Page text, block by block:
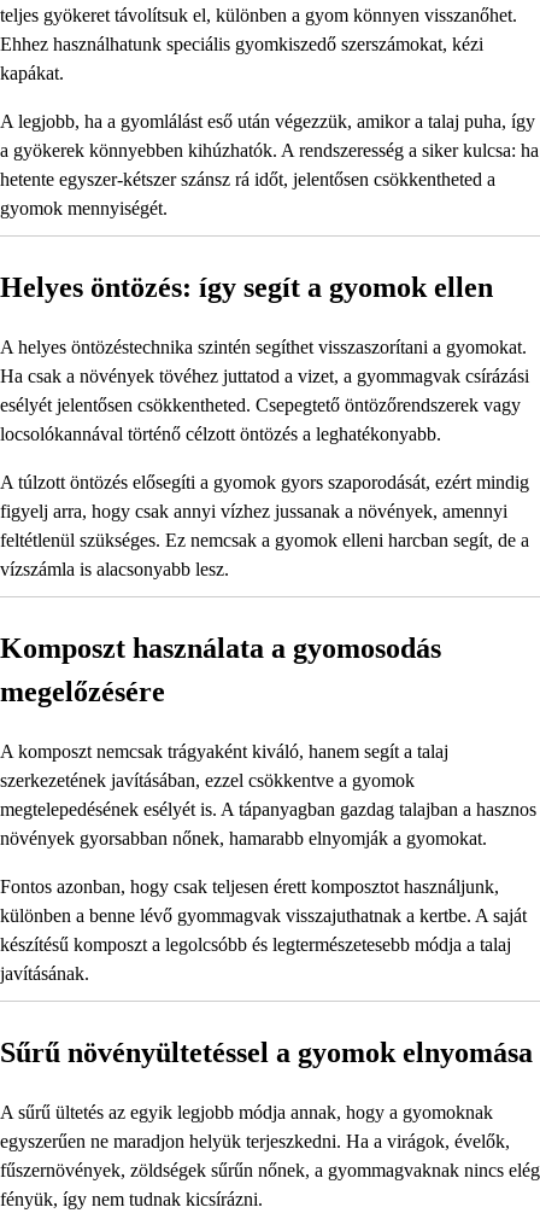
teljes gyökeret távolítsuk el, különben a gyom könnyen visszanőhet.
Ehhez használhatunk speciális gyomkiszedő szerszámokat, kézi
kapákat.
A legjobb, ha a gyomlálást eső után végezzük, amikor a talaj puha, így
a gyökerek könnyebben kihúzhatók. A rendszeresség a siker kulcsa: ha
hetente egyszer-kétszer szánsz rá időt, jelentősen csökkentheted a
gyomok mennyiségét.
Helyes öntözés: így segít a gyomok ellen
A helyes öntözéstechnika szintén segíthet visszaszorítani a gyomokat.
Ha csak a növények tövéhez juttatod a vizet, a gyommagvak csírázási
esélyét jelentősen csökkentheted. Csepegtető öntözőrendszerek vagy
locsolókannával történő célzott öntözés a leghatékonyabb.
A túlzott öntözés elősegíti a gyomok gyors szaporodását, ezért mindig
figyelj arra, hogy csak annyi vízhez jussanak a növények, amennyi
feltétlenül szükséges. Ez nemcsak a gyomok elleni harcban segít, de a
vízszámla is alacsonyabb lesz.
Komposzt használata a gyomosodás
megelőzésére
A komposzt nemcsak trágyaként kiváló, hanem segít a talaj
szerkezetének javításában, ezzel csökkentve a gyomok
megtelepedésének esélyét is. A tápanyagban gazdag talajban a hasznos
növények gyorsabban nőnek, hamarabb elnyomják a gyomokat.
Fontos azonban, hogy csak teljesen érett komposztot használjunk,
különben a benne lévő gyommagvak visszajuthatnak a kertbe. A saját
készítésű komposzt a legolcsóbb és legtermészetesebb módja a talaj
javításának.
Sűrű növényültetéssel a gyomok elnyomása
A sűrű ültetés az egyik legjobb módja annak, hogy a gyomoknak
egyszerűen ne maradjon helyük terjeszkedni. Ha a virágok, évelők,
fűszernövények, zöldségek sűrűn nőnek, a gyommagvaknak nincs elég
fényük, így nem tudnak kicsírázni.